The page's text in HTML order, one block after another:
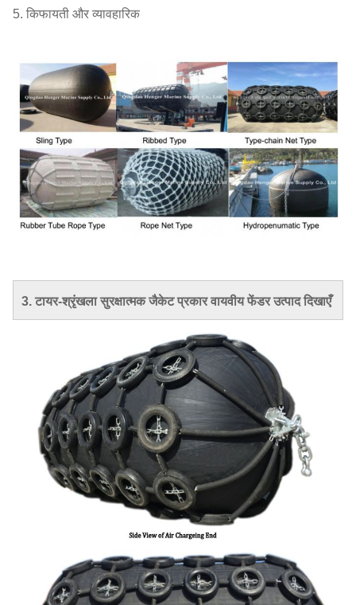
5. किफायती और व्यावहारिक
3. टायर-श्रृंखला सुरक्षात्मक जैकेट प्रकार वायवीय फेंडर उत्पाद दिखाएँ